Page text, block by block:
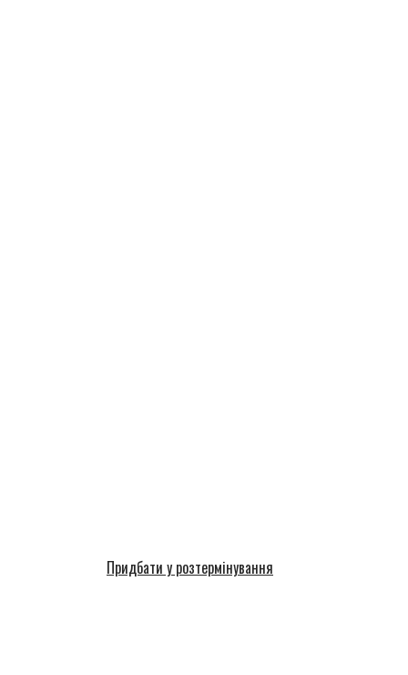
Придбати у розтермінування